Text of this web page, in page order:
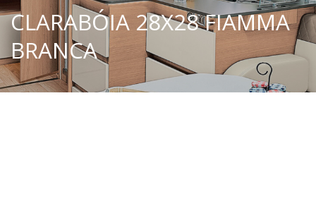
CLARABÓIA 28X28 FIAMMA
BRANCA